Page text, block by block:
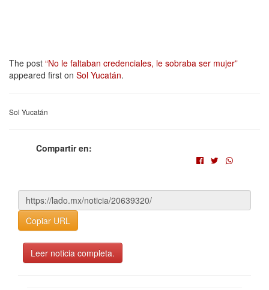
The post “No le faltaban credenciales, le sobraba ser mujer”
appeared first on Sol Yucatán.
Sol Yucatán
Compartir en:
Copiar URL
Leer noticia completa.